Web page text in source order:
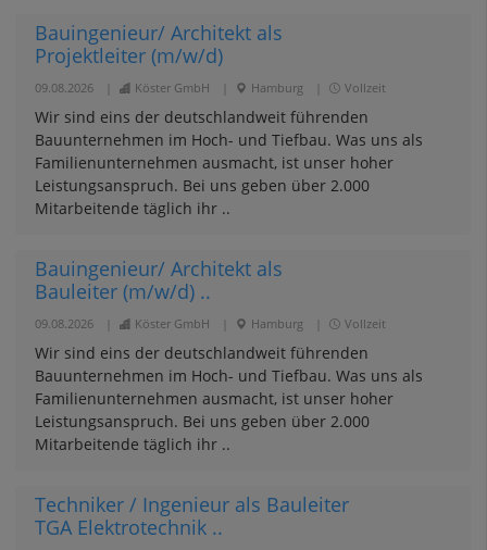
Bauingenieur/ Architekt als
Projektleiter (m/w/d)
09.08.2026 Köster GmbH Hamburg Vollzeit
Wir sind eins der deutschlandweit führenden
Bauunternehmen im Hoch- und Tiefbau. Was uns als
Familienunternehmen ausmacht, ist unser hoher
Leistungsanspruch. Bei uns geben über 2.000
Mitarbeitende täglich ihr ..
Bauingenieur/ Architekt als
Bauleiter (m/w/d) ..
09.08.2026 Köster GmbH Hamburg Vollzeit
Wir sind eins der deutschlandweit führenden
Bauunternehmen im Hoch- und Tiefbau. Was uns als
Familienunternehmen ausmacht, ist unser hoher
Leistungsanspruch. Bei uns geben über 2.000
Mitarbeitende täglich ihr ..
Techniker / Ingenieur als Bauleiter
TGA Elektrotechnik ..